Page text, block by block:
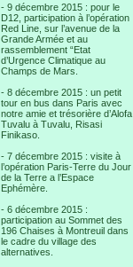
- 9 décembre 2015 : pour le
D12, participation à l’opération
Red Line, sur l’avenue de la
Grande Armée et au
rassemblement “Etat
d’Urgence Climatique au
Champs de Mars.
- 8 décembre 2015 : un petit
tour en bus dans Paris avec
notre amie et trésorière d’Alofa
Tuvalu à Tuvalu, Risasi
Finikaso.
- 7 décembre 2015 : visite à
l’opération Paris-Terre du Jour
de la Terre a l’Espace
Ephémère.
- 6 décembre 2015 :
participation au Sommet des
196 Chaises à Montreuil dans
le cadre du village des
alternatives.